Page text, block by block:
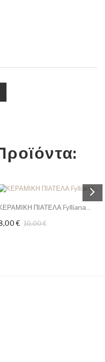
ΠΙΑΤΕΛΑ Fylliana...
€ 10,00 €